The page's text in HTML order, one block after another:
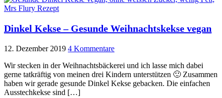
Dinkel Kekse – Gesunde Weihnachtskekse vegan
12. Dezember 2019 4 Kommentare
Wir stecken in der Weihnachtsbäckerei und ich lasse mich dabei
gerne tatkräftig von meinen drei Kindern unterstützen 🙂 Zusammen
haben wir gerade gesunde Dinkel Kekse gebacken. Die einfachen
Ausstechkekse sind […]